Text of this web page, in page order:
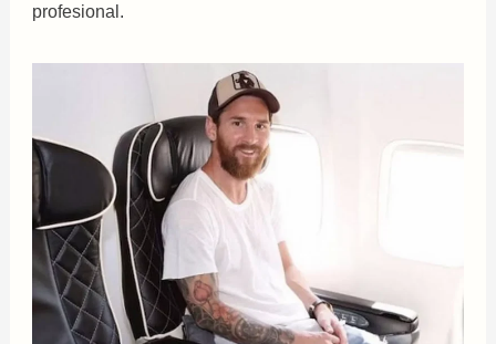
profesional.